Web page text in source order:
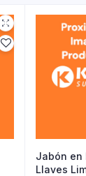
Jabón en
Llaves